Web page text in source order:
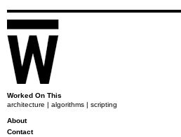
Worked On This
architecture | algorithms | scripting
About
Contact